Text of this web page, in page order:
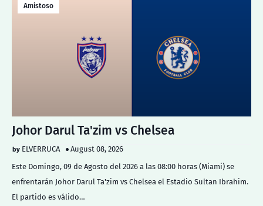
Amistoso
Johor Darul Ta'zim vs Chelsea
ELVERRUCA
August 08, 2026
Este Domingo, 09 de Agosto del 2026 a las 08:00 horas (Miami) se
enfrentarán Johor Darul Ta'zim vs Chelsea el Estadio Sultan Ibrahim.
El partido es válido…